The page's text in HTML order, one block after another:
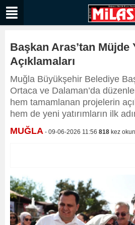
Başkan Aras’tan Müjde
Açıklamaları
Muğla Büyükşehir Belediye
Ortaca ve Dalaman’da
hem tamamlanan projelerin
hem de yeni yatırımların ilk
MUĞLA - 09-06-2026 11:56 818 kez